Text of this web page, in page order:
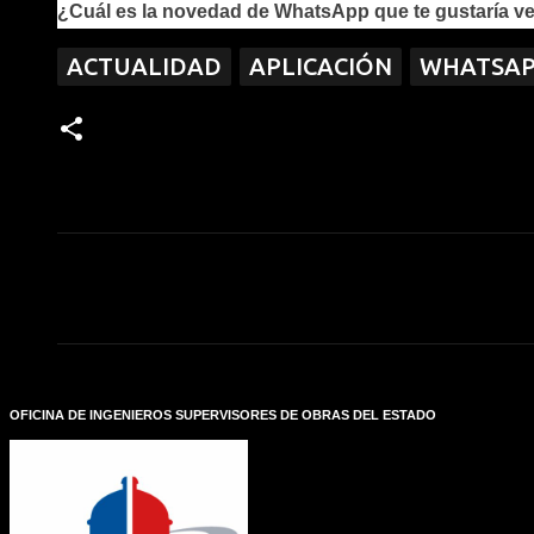
¿Cuál es la novedad de WhatsApp que te gustaría
ACTUALIDAD APLICACIÓN
i
o
OFICINA DE INGENIEROS SUPERVISORES DE OBRAS DEL ESTADO